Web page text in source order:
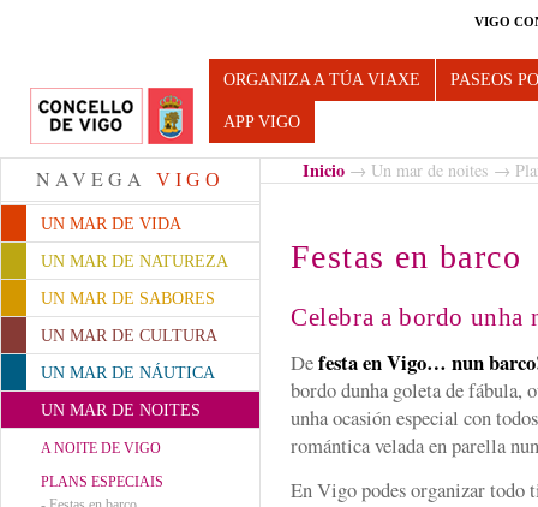
VIGO
Turismo de Vigo
ORGANIZA A TÚA VIAXE PASEOS
APP VIGO
NAVEGA VIGO
UN MAR DE VIDA
UN MAR DE NATUREZA
UN MAR DE SABORES
UN MAR DE CULTURA
UN MAR DE NÁUTICA
UN MAR DE NOITES
A NOITE DE VIGO
PLANS ESPECIAIS
Inicio → Un mar de noites →
Festas en barco
Celebra a bordo unha
Defesta en Vigo… nun
bordo dunha goleta de fábula,
unha ocasión especial con
romántica velada en parella
En Vigo podes organizar todo